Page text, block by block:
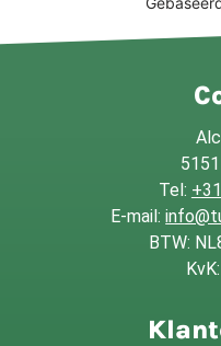
Tel:
E-mail:
BTW: